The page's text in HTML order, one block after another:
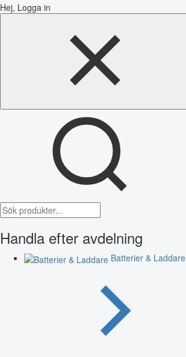
Hej, Logga in
Handla efter avdelning
Batterier & Laddare